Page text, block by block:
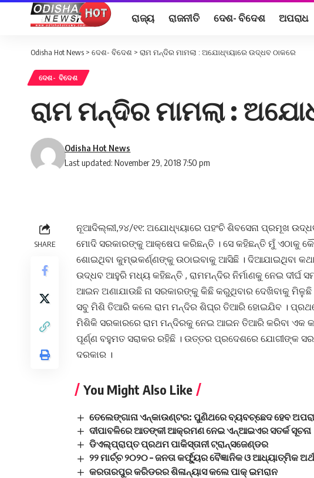
ରାଜ୍ୟ ରାଜନୀତି ଦେଶ- ବିଦେଶ ଅପରାଧ
Odisha Hot News > ଦେଶ- ବିଦେଶ > ରାମ ମନ୍ଦିର ମାମଲା : ଅଯୋଧ୍ୟ୍ୟାରେ ଉଦ୍ଧବ ଠାକରେ
ଦେଶ- ବିଦେଶ
ରାମ ମନ୍ଦିର ମାମଲା :
Last updated: November 29, 2018 7:50 pm
Odisha Hot News
SHARE
ନୂଆଦିଲ୍ଲୀ,୨୪/୧୧: ଅଯୋଧ୍ୟ୍ୟାରେ ପହଂଚି ଶିବସେନା ପ୍ରମୂଖ
ମୋଦି ସରକାରଙ୍କୁ ଆକ୍ଷେପ କରିଛନ୍ତି । ସେ କହିଛନ୍ତି ମୁଁ ଏଠାକୁ
ଶୋଇଥିବା କୁମ୍ଭକର୍ଣ୍ଣଙ୍କୁ ଉଠାଇବାକୁ ଆସିଛି । ଦିଆଯାଇଥିବା
ଉଦ୍ଧବ ଆହୁରି ମଧ୍ୟ କହିଛନ୍ତି , ରାମମନ୍ଦିର ନିର୍ମାଣକୁ ନେଇ ଦୀର୍ଘ
ଆଇନ ଅଣାଯାଉଛି ନା ସରକାରଙ୍କୁ କିଛି କରୁଥିବାର ଦେଖିବାକୁ
ସବୁ ମିଶି ତିଆରି କଲେ ରାମ ମନ୍ଦିର ଶିଘ୍ର ତିଆରି ହୋଇଯିବ ।
ମିଶିକି ସରକାରରେ ରାମ ମନ୍ଦିରକୁ ନେଇ ଆଇନ ତିଆରି କରିବା ଏକ
ପୂର୍ଣ୍ଣ ବହୁମତ ସରାକର ରହିଛି । ଉତ୍ତର ପ୍ରଦେଶରେ ଯୋଗୀଙ୍କ
ଦରକାର ।
You Might Also Like
ତେଲେଙ୍ଗାନା ଏନ୍‌କାଉଣ୍ଟର: ପୁଣିଥରେ ବ୍ୟବଚ୍ଛେଦ ହେବ
ଦୀପାବଳିରେ ଆତଙ୍କୀ ଆକ୍ରମଣ ନେଇ ଏନ୍‌ଆଇଏର ସତର୍କ ସୂଚନା
ଡିଏଲ୍‌ପ୍ରାପ୍ତ ପ୍ରଥମ ପାକିସ୍ତାନୀ ଟ୍ରାନ୍ସଜେଣ୍ଡର
୨୨ ମାର୍ଚ୍ଚ ୨୦୨୦ – ଜନତା କର୍ଫ୍ୟୁର ବୈଜ୍ଞାନିକ ଓ ଆଧ୍ୟାତ୍ମିକ ଅର୍ଥ
କରତାରପୁର କରିଡରର ଶିଳାନ୍ୟାସ କଲେ ପାକ୍‌ ଇମରାନ